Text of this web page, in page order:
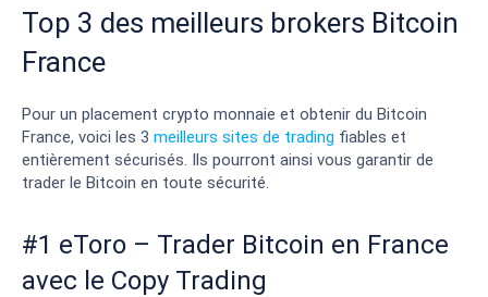
Top 3 des meilleurs brokers Bitcoin
France
Pour un placement crypto monnaie et obtenir du Bitcoin
France, voici les 3 meilleurs sites de trading fiables et
entièrement sécurisés. Ils pourront ainsi vous garantir de
trader le Bitcoin en toute sécurité.
#1 eToro – Trader Bitcoin en France
avec le Copy Trading